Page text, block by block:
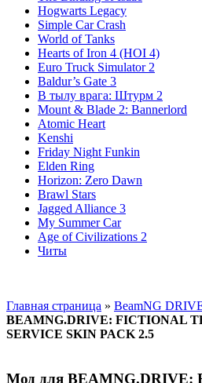
Hogwarts Legacy
Simple Car Crash
World of Tanks
Hearts of Iron 4 (HOI 4)
Euro Truck Simulator 2
Baldur’s Gate 3
В тылу врага: Штурм 2
Mount & Blade 2: Bannerlord
Atomic Heart
Kenshi
Friday Night Funkin
Elden Ring
Horizon: Zero Dawn
Brawl Stars
Jagged Alliance 3
My Summer Car
Age of Civilizations 2
Читы
Главная страница » BeamNG
BEAMNG.DRIVE: FICTIONAL
SERVICE SKIN PACK 2.5
Мод для BEAMNG.DRIVE: